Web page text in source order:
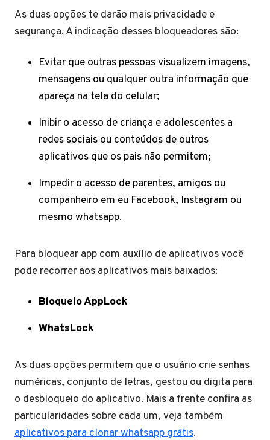
As duas opções te darão mais privacidade e
segurança. A indicação desses bloqueadores são:
Evitar que outras pessoas visualizem imagens,
mensagens ou qualquer outra informação que
apareça na tela do celular;
Inibir o acesso de criança e adolescentes a
redes sociais ou conteúdos de outros
aplicativos que os pais não permitem;
Impedir o acesso de parentes, amigos ou
companheiro em eu Facebook, Instagram ou
mesmo whatsapp.
Para bloquear app com auxílio de aplicativos você
pode recorrer aos aplicativos mais baixados:
Bloqueio AppLock
WhatsLock
As duas opções permitem que o usuário crie senhas
numéricas, conjunto de letras, gestou ou digita para
o desbloqueio do aplicativo. Mais a frente confira as
particularidades sobre cada um, veja também
aplicativos para clonar whatsapp grátis.